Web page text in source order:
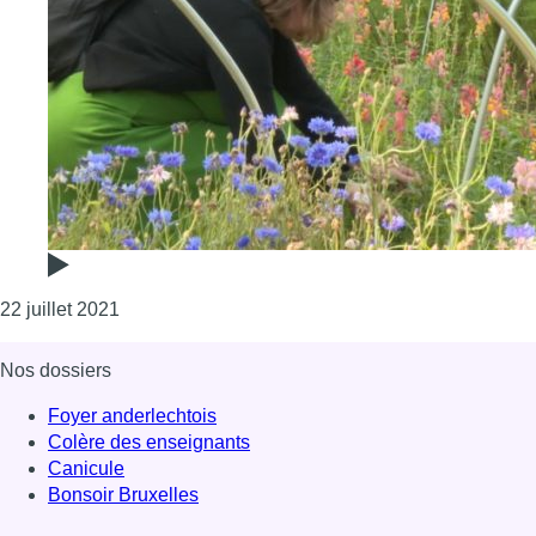
22 juillet 2021
Nos dossiers
Foyer anderlechtois
Colère des enseignants
Canicule
Bonsoir Bruxelles